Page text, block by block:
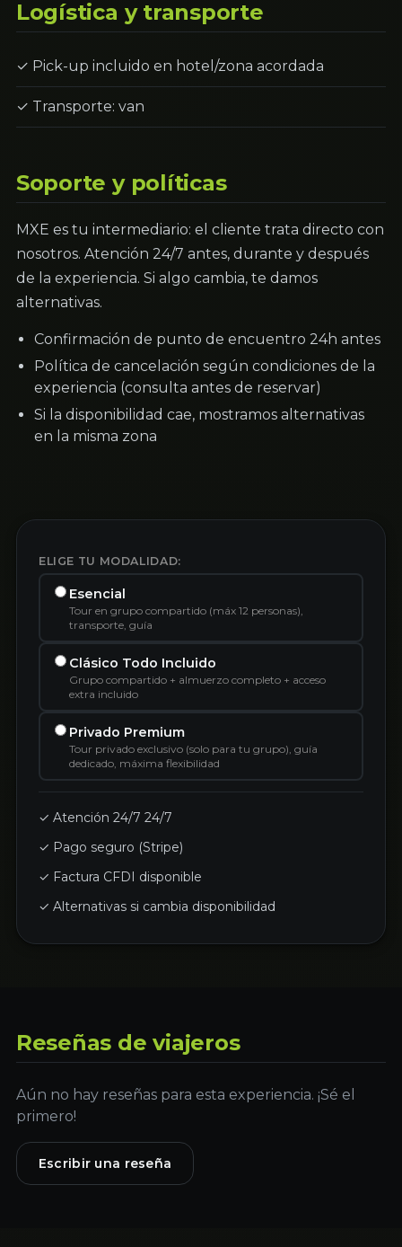
Logística y transporte
✓ Pick-up incluido en hotel/zona acordada
✓ Transporte: van
Soporte y políticas
MXE es tu intermediario: el cliente trata directo con
nosotros. Atención 24/7 antes, durante y después
de la experiencia. Si algo cambia, te damos
alternativas.
Confirmación de punto de encuentro 24h antes
Política de cancelación según condiciones de la
experiencia (consulta antes de reservar)
Si la disponibilidad cae, mostramos alternativas
en la misma zona
ELIGE TU MODALIDAD:
Esencial
Tour en grupo compartido (máx 12 personas),
transporte, guía
Clásico Todo Incluido
Grupo compartido + almuerzo completo + acceso
extra incluido
Privado Premium
Tour privado exclusivo (solo para tu grupo), guía
dedicado, máxima flexibilidad
✓ Atención 24/7 24/7
✓ Pago seguro (Stripe)
✓ Factura CFDI disponible
✓ Alternativas si cambia disponibilidad
Reseñas de viajeros
Aún no hay reseñas para esta experiencia. ¡Sé el
primero!
Escribir una reseña